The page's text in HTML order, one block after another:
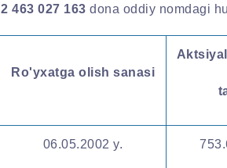
2 463 027 163 dona oddiy nomdagi
Ro'yxatga olish sanasi
06.05.2002 y.